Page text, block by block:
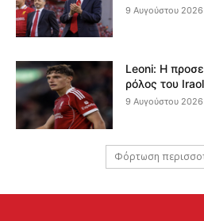
9 Αυγούστου 2026
Leoni: Η
ρόλος του
9 Αυγούστου 2026
Φόρτωση